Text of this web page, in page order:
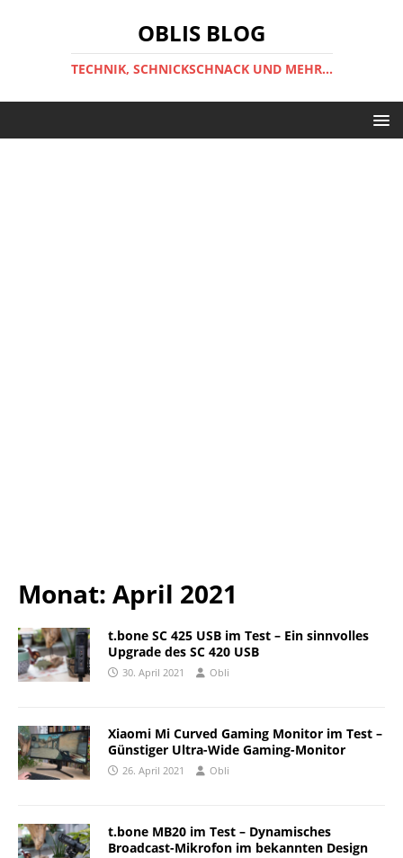
OBLIS BLOG
TECHNIK, SCHNICKSCHNACK UND MEHR...
Monat: April 2021
t.bone SC 425 USB im Test – Ein sinnvolles
Upgrade des SC 420 USB
30. April 2021 Obli
Xiaomi Mi Curved Gaming Monitor im Test –
Günstiger Ultra-Wide Gaming-Monitor
26. April 2021 Obli
t.bone MB20 im Test – Dynamisches
Broadcast-Mikrofon im bekannten Design